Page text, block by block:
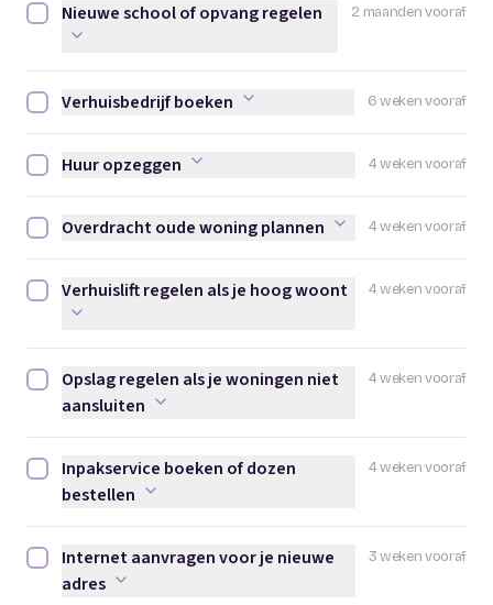
2 maanden vooraf
Nieuwe school of opvang regelen afvinken
Nieuwe school of opvang regelen
6 weken vooraf
Verhuisbedrijf boeken afvinken
Verhuisbedrijf boeken
4 weken vooraf
Huur opzeggen afvinken
Huur opzeggen
4 weken vooraf
Overdracht oude woning plannen afvinken
Overdracht oude woning plannen
4 weken vooraf
Verhuislift regelen als je hoog woont afvinken
Verhuislift regelen als je hoog woont
4 weken vooraf
Opslag regelen als je woningen niet aansluiten afvinken
Opslag regelen als je woningen niet
aansluiten
4 weken vooraf
Inpakservice boeken of dozen bestellen afvinken
Inpakservice boeken of dozen
bestellen
3 weken vooraf
Internet aanvragen voor je nieuwe adres afvinken
Internet aanvragen voor je nieuwe
adres